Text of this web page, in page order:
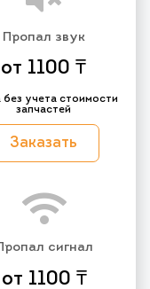
Пропал звук
от 1100 ₸
без учета стоимости
запчастей
Заказать
сигнал
от 1100 ₸